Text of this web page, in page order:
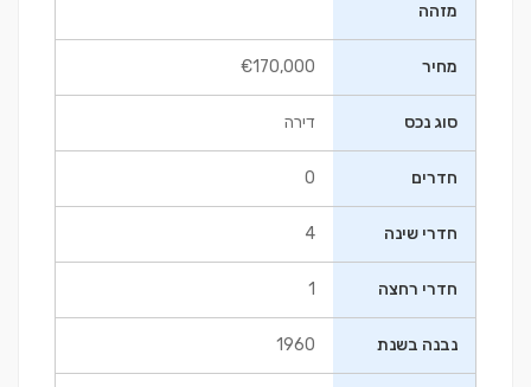
מזהה
מחיר €170,000
סוג נכס דירה
חדרים 0
חדרי שינה 4
חדרי רחצה 1
נבנה בשנת 1960